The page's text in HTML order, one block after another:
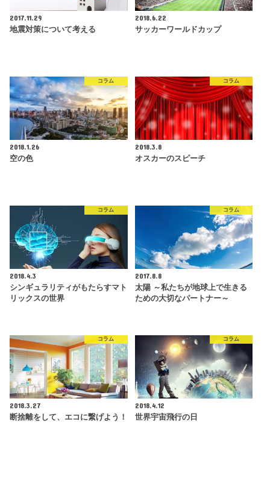
2017.11.29
地震対策について考える
2018.6.22
サッカーワールドカップ
コラム
2018.1.26
空の色
コラム
2018.3.8
オスカーのスピーチ
コラム
2018.4.3
シンギュラリティがもたらすマト
リックスの世界
コラム
2017.8.8
太陽 ～私たちが地球上で生きる
ための大切なパートナー～
コラム
2018.3.27
断捨離をして、エコに繋げよう！
コラム
2018.4.12
世界宇宙飛行の日